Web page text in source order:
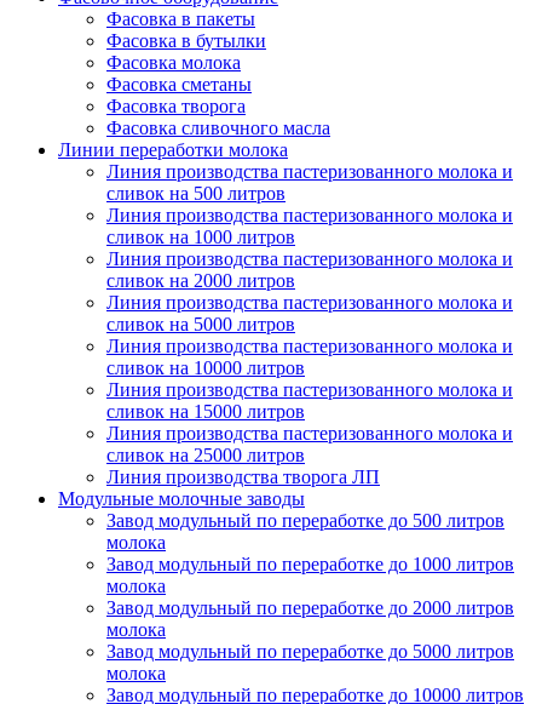
Фасовка в пакеты
Фасовка в бутылки
Фасовка молока
Фасовка сметаны
Фасовка творога
Фасовка сливочного масла
Линии переработки молока
Линия производства пастеризованного молока и
сливок на 500 литров
Линия производства пастеризованного молока и
сливок на 1000 литров
Линия производства пастеризованного молока и
сливок на 2000 литров
Линия производства пастеризованного молока и
сливок на 5000 литров
Линия производства пастеризованного молока и
сливок на 10000 литров
Линия производства пастеризованного молока и
сливок на 15000 литров
Линия производства пастеризованного молока и
сливок на 25000 литров
Линия производства творога ЛП
Модульные молочные заводы
Завод модульный по переработке до 500 литров
молока
Завод модульный по переработке до 1000 литров
молока
Завод модульный по переработке до 2000 литров
молока
Завод модульный по переработке до 5000 литров
молока
Завод модульный по переработке до 10000 литров